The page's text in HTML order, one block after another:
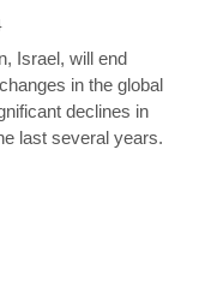
Israel, will end
in the global
declines in
last several years.